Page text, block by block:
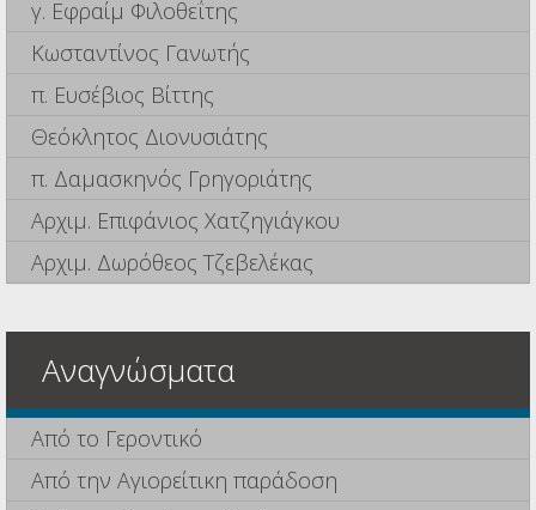
γ. Εφραίμ Φιλοθεΐτης
Κωσταντίνος Γανωτής
π. Ευσέβιος Βίττης
Θεόκλητος Διονυσιάτης
π. Δαμασκηνός Γρηγοριάτης
Αρχιμ. Επιφάνιος Χατζηγιάγκου
Αρχιμ. Δωρόθεος Τζεβελέκας
Αναγνώσματα
Από το Γεροντικό
Από την Αγιορείτικη παράδοση